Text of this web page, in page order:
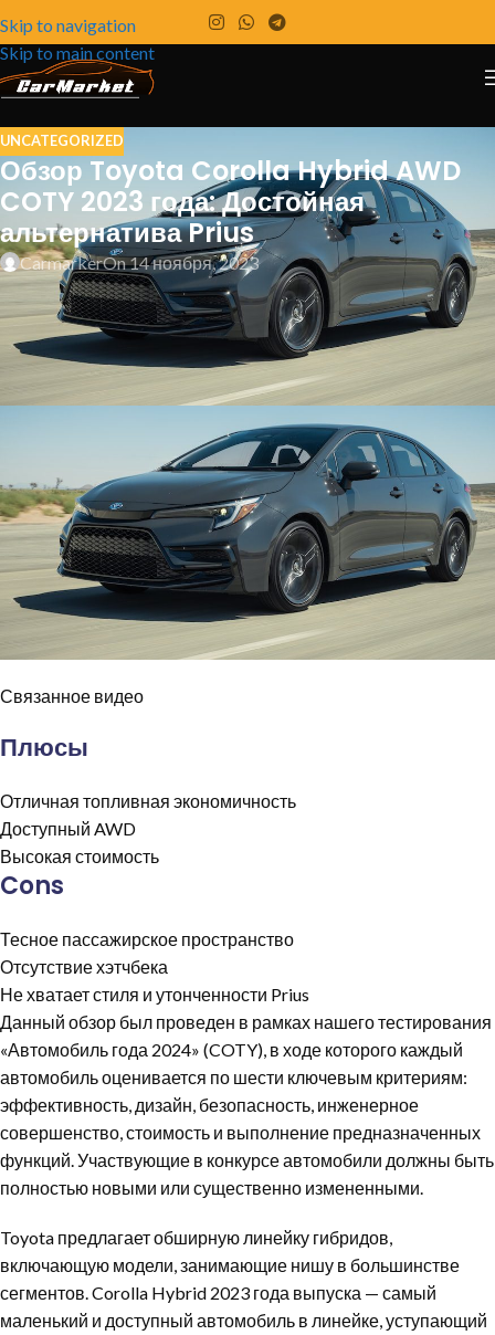
Skip to navigation
Skip to main content
UNCATEGORIZED
Обзор Toyota Corolla Hybrid AWD
COTY 2023 года: Достойная
альтернатива Prius
CarmarkerOn 14 ноября, 2023
Компактный гибридный седан компании Toyota
обладает большой привлекательностью и при
этом не теряет в цене.
Связанное видео
Плюсы
Отличная топливная экономичность
Доступный AWD
Высокая стоимость
Cons
Тесное пассажирское пространство
Отсутствие хэтчбека
Не хватает стиля и утонченности Prius
Данный обзор был проведен в рамках нашего тестирования
«Автомобиль года 2024» (COTY), в ходе которого каждый
автомобиль оценивается по шести ключевым критериям:
эффективность, дизайн, безопасность, инженерное
совершенство, стоимость и выполнение предназначенных
функций. Участвующие в конкурсе автомобили должны быть
полностью новыми или существенно измененными.
Toyota предлагает обширную линейку гибридов,
включающую модели, занимающие нишу в большинстве
сегментов. Corolla Hybrid 2023 года выпуска — самый
маленький и доступный автомобиль в линейке, уступающий